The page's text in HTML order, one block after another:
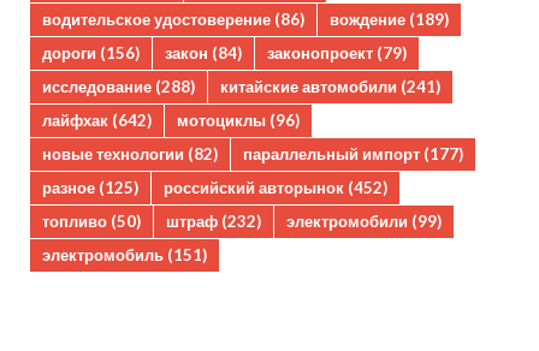
водительское удостоверение (86) вождение (189)
дороги (156) закон (84) законопроект (79)
исследование (288) китайские автомобили (241)
лайфхак (642) мотоциклы (96)
новые технологии (82) параллельный импорт (177)
разное (125) российский авторынок (452)
топливо (50) штраф (232) электромобили (99)
электромобиль (151)